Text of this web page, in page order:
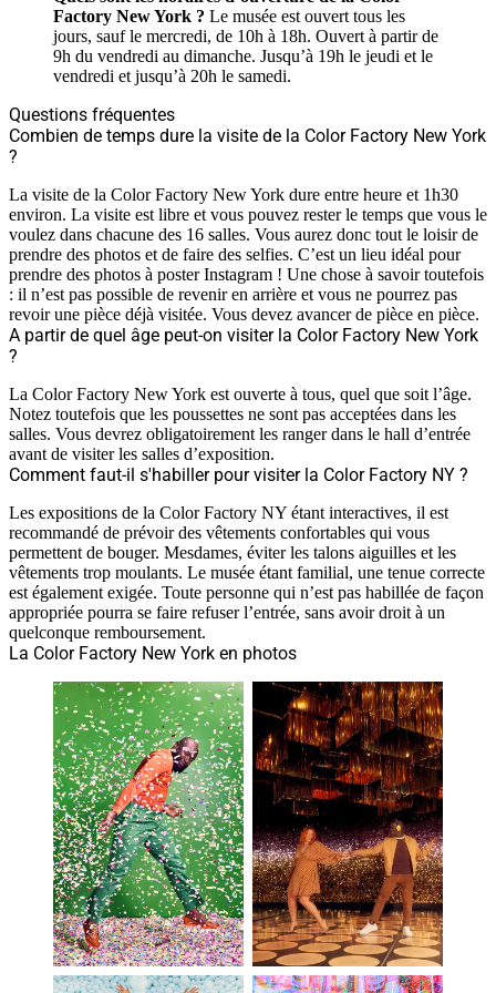
Factory New York ? Le musée est ouvert tous les
jours, sauf le mercredi, de 10h à 18h. Ouvert à partir de
9h du vendredi au dimanche. Jusqu’à 19h le jeudi et le
vendredi et jusqu’à 20h le samedi.
Questions fréquentes
Combien de temps dure la visite de la Color Factory New York
?
La visite de la Color Factory New York dure entre heure et 1h30
environ. La visite est libre et vous pouvez rester le temps que vous le
voulez dans chacune des 16 salles. Vous aurez donc tout le loisir de
prendre des photos et de faire des selfies. C’est un lieu idéal pour
prendre des photos à poster Instagram ! Une chose à savoir toutefois
: il n’est pas possible de revenir en arrière et vous ne pourrez pas
revoir une pièce déjà visitée. Vous devez avancer de pièce en pièce.
A partir de quel âge peut-on visiter la Color Factory New York
?
La Color Factory New York est ouverte à tous, quel que soit l’âge.
Notez toutefois que les poussettes ne sont pas acceptées dans les
salles. Vous devrez obligatoirement les ranger dans le hall d’entrée
avant de visiter les salles d’exposition.
Comment faut-il s'habiller pour visiter la Color Factory NY ?
Les expositions de la Color Factory NY étant interactives, il est
recommandé de prévoir des vêtements confortables qui vous
permettent de bouger. Mesdames, éviter les talons aiguilles et les
vêtements trop moulants. Le musée étant familial, une tenue correcte
est également exigée. Toute personne qui n’est pas habillée de façon
appropriée pourra se faire refuser l’entrée, sans avoir droit à un
quelconque remboursement.
La Color Factory New York en photos